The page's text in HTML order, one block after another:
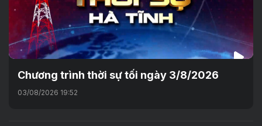
Chương trình thời sự tối ngày 3/8/2026
03/08/2026 19:52